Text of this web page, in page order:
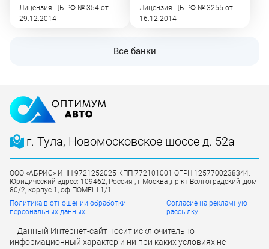
Лицензия ЦБ РФ № 354 от
29.12.2014
Лицензия ЦБ РФ № 3255 от
16.12.2014
Все банки
г. Тула, Новомосковское шоссе д. 52а
ООО «АБРИС» ИНН 9721252025 КПП 772101001 ОГРН 1257700238344.
Юридический адрес: 109462, Россия , г Москва ,пр-кт Волгоградский ,дом
80/2, корпус 1, оф ПОМЕЩ.1/1
Политика в отношении обработки
персональных данных
Согласие на рекламную
рассылку
Данный Интернет-сайт носит исключительно
информационный характер и ни при каких условиях не